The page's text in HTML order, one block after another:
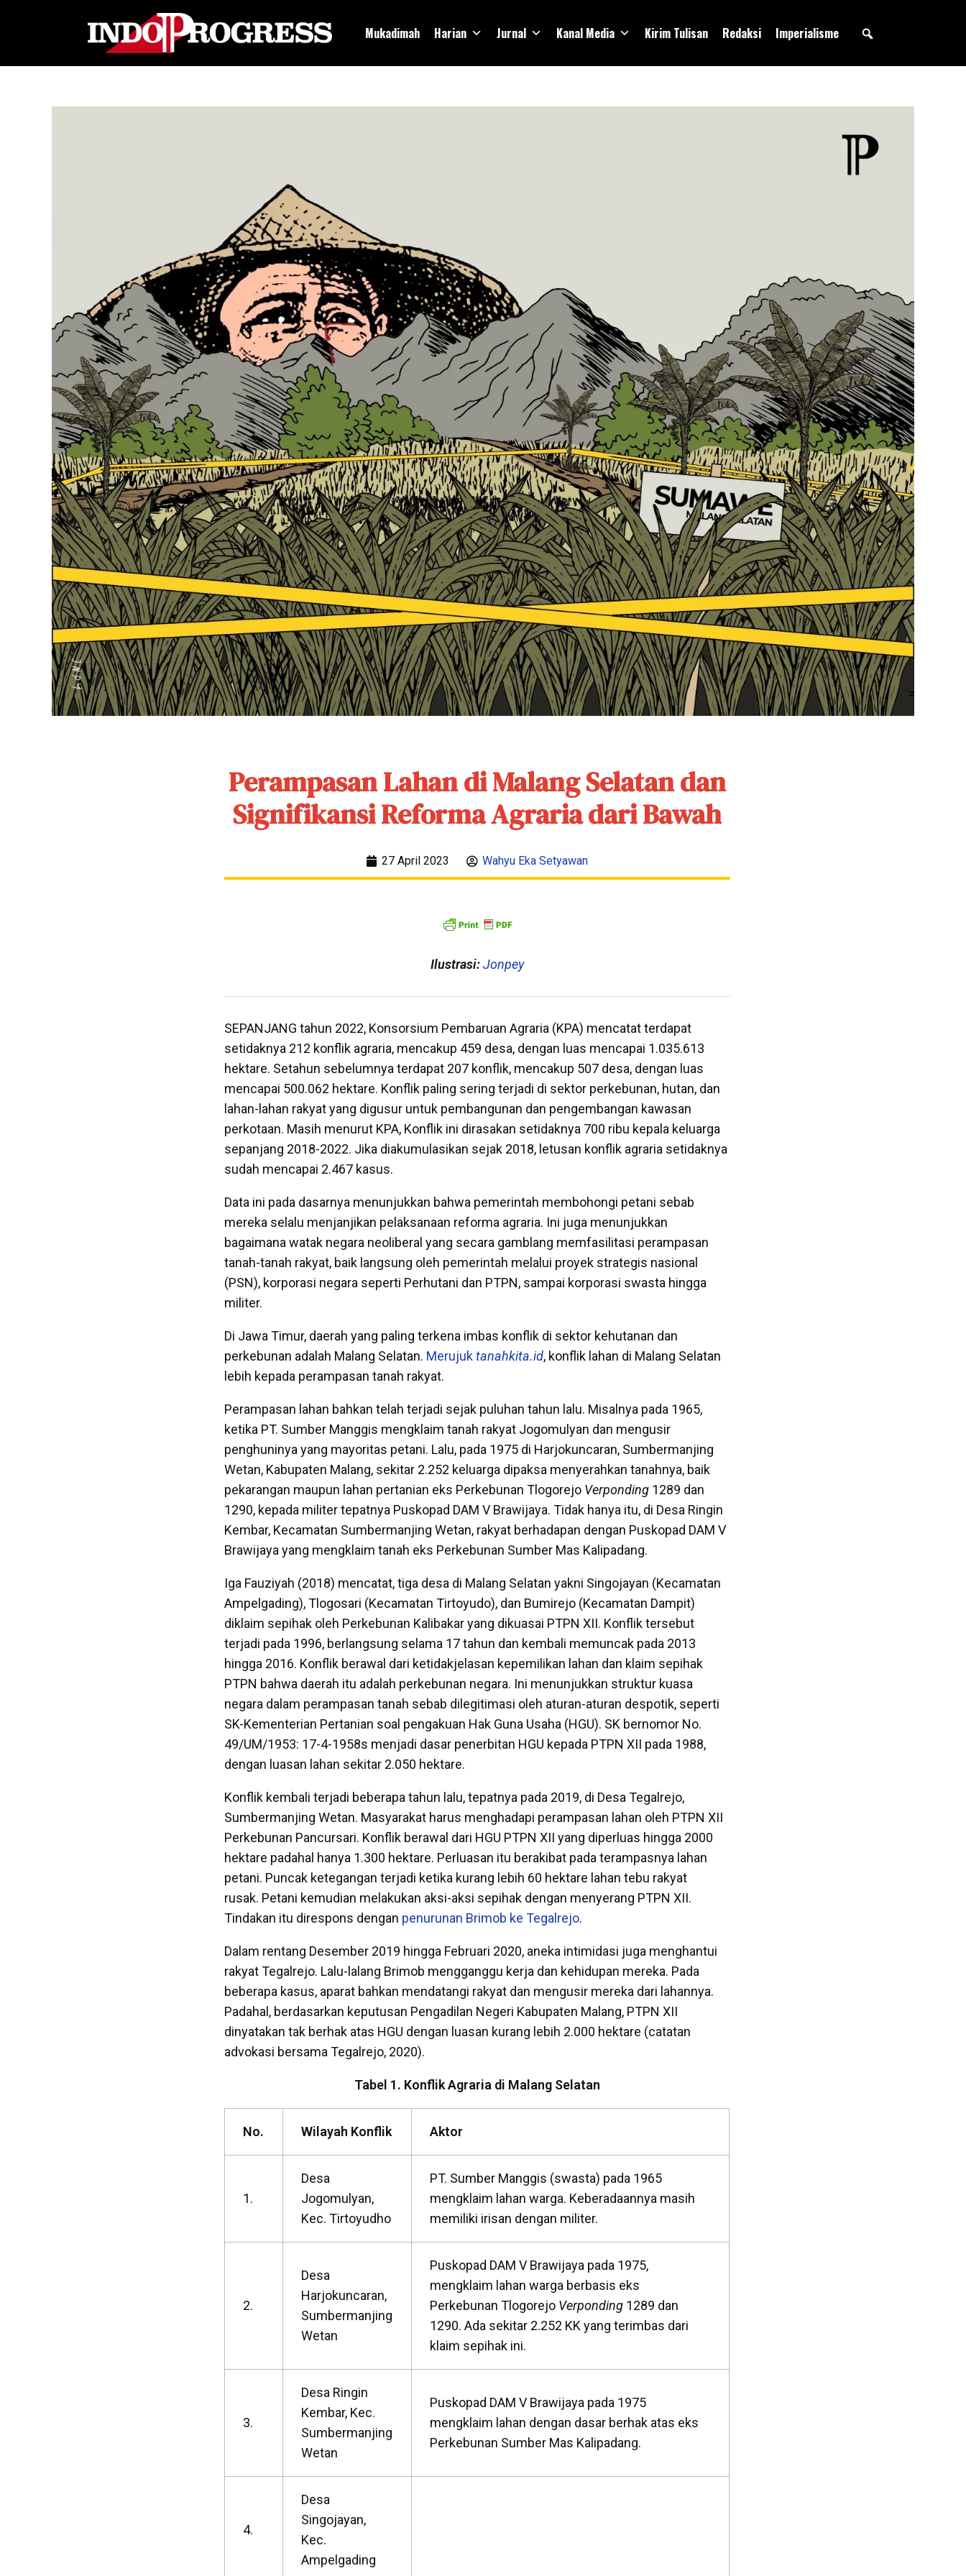
Mukadimah Harian Jurnal Kanal Media Kirim Tulisan Redaksi Imperialisme
Perampasan Lahan di Malang Selatan dan
Signifikansi Reforma Agraria dari Bawah
27 April 2023 Wahyu Eka Setyawan
Ilustrasi:Jonpey
SEPANJANG tahun 2022, Konsorsium Pembaruan Agraria (KPA) mencatat terdapat
setidaknya 212 konflik agraria, mencakup 459 desa, dengan luas mencapai 1.035.613
hektare. Setahun sebelumnya terdapat 207 konflik, mencakup 507 desa, dengan luas
mencapai 500.062 hektare. Konflik paling sering terjadi di sektor perkebunan, hutan, dan
lahan-lahan rakyat yang digusur untuk pembangunan dan pengembangan kawasan
perkotaan. Masih menurut KPA, Konflik ini dirasakan setidaknya 700 ribu kepala keluarga
sepanjang 2018-2022. Jika diakumulasikan sejak 2018, letusan konflik agraria setidaknya
sudah mencapai 2.467 kasus.
Data ini pada dasarnya menunjukkan bahwa pemerintah membohongi petani sebab
mereka selalu menjanjikan pelaksanaan reforma agraria. Ini juga menunjukkan
bagaimana watak negara neoliberal yang secara gamblang memfasilitasi perampasan
tanah-tanah rakyat, baik langsung oleh pemerintah melalui proyek strategis nasional
(PSN), korporasi negara seperti Perhutani dan PTPN, sampai korporasi swasta hingga
militer.
Di Jawa Timur, daerah yang paling terkena imbas konflik di sektor kehutanan dan
perkebunan adalah Malang Selatan. Merujuktanahkita.id, konflik lahan di Malang Selatan
lebih kepada perampasan tanah rakyat.
Perampasan lahan bahkan telah terjadi sejak puluhan tahun lalu. Misalnya pada 1965,
ketika PT. Sumber Manggis mengklaim tanah rakyat Jogomulyan dan mengusir
penghuninya yang mayoritas petani. Lalu, pada 1975 di Harjokuncaran, Sumbermanjing
Wetan, Kabupaten Malang, sekitar 2.252 keluarga dipaksa menyerahkan tanahnya, baik
pekarangan maupun lahan pertanian eks Perkebunan Tlogorejo Verponding 1289 dan
1290, kepada militer tepatnya Puskopad DAM V Brawijaya. Tidak hanya itu, di Desa Ringin
Kembar, Kecamatan Sumbermanjing Wetan, rakyat berhadapan dengan Puskopad DAM V
Brawijaya yang mengklaim tanah eks Perkebunan Sumber Mas Kalipadang.
Iga Fauziyah (2018) mencatat, tiga desa di Malang Selatan yakni Singojayan (Kecamatan
Ampelgading), Tlogosari (Kecamatan Tirtoyudo), dan Bumirejo (Kecamatan Dampit)
diklaim sepihak oleh Perkebunan Kalibakar yang dikuasai PTPN XII. Konflik tersebut
terjadi pada 1996, berlangsung selama 17 tahun dan kembali memuncak pada 2013
hingga 2016. Konflik berawal dari ketidakjelasan kepemilikan lahan dan klaim sepihak
PTPN bahwa daerah itu adalah perkebunan negara. Ini menunjukkan struktur kuasa
negara dalam perampasan tanah sebab dilegitimasi oleh aturan-aturan despotik, seperti
SK-Kementerian Pertanian soal pengakuan Hak Guna Usaha (HGU). SK bernomor No.
49/UM/1953: 17-4-1958s menjadi dasar penerbitan HGU kepada PTPN XII pada 1988,
dengan luasan lahan sekitar 2.050 hektare.
Konflik kembali terjadi beberapa tahun lalu, tepatnya pada 2019, di Desa Tegalrejo,
Sumbermanjing Wetan. Masyarakat harus menghadapi perampasan lahan oleh PTPN XII
Perkebunan Pancursari. Konflik berawal dari HGU PTPN XII yang diperluas hingga 2000
hektare padahal hanya 1.300 hektare. Perluasan itu berakibat pada terampasnya lahan
petani. Puncak ketegangan terjadi ketika kurang lebih 60 hektare lahan tebu rakyat
rusak. Petani kemudian melakukan aksi-aksi sepihak dengan menyerang PTPN XII.
Tindakan itu direspons dengan penurunan Brimob ke Tegalrejo.
Dalam rentang Desember 2019 hingga Februari 2020, aneka intimidasi juga menghantui
rakyat Tegalrejo. Lalu-lalang Brimob mengganggu kerja dan kehidupan mereka. Pada
beberapa kasus, aparat bahkan mendatangi rakyat dan mengusir mereka dari lahannya.
Padahal, berdasarkan keputusan Pengadilan Negeri Kabupaten Malang, PTPN XII
dinyatakan tak berhak atas HGU dengan luasan kurang lebih 2.000 hektare (catatan
advokasi bersama Tegalrejo, 2020).
Tabel 1. Konflik Agraria di Malang Selatan
No. Wilayah Konflik Aktor
1.
Desa
Jogomulyan,
Kec. Tirtoyudho
PT. Sumber Manggis (swasta) pada 1965
mengklaim lahan warga. Keberadaannya masih
memiliki irisan dengan militer.
2.
Desa
Harjokuncaran,
Sumbermanjing
Wetan
Puskopad DAM V Brawijaya pada 1975,
mengklaim lahan warga berbasis eks
Perkebunan Tlogorejo Verponding 1289 dan
1290. Ada sekitar 2.252 KK yang terimbas dari
klaim sepihak ini.
3.
Desa Ringin
Kembar, Kec.
Sumbermanjing
Wetan
Puskopad DAM V Brawijaya pada 1975
mengklaim lahan dengan dasar berhak atas eks
Perkebunan Sumber Mas Kalipadang.
4.
Desa
Singojayan,
Kec.
Ampelgading